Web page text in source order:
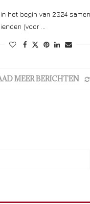
het begin van 2024
(voor …
MEER BERICHTEN